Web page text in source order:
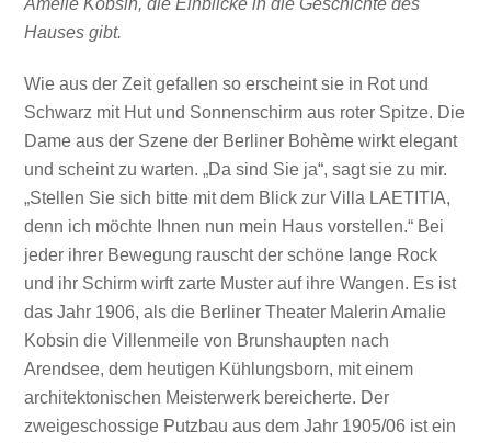
Hauses gibt.
Wie aus der Zeit gefallen so erscheint sie in Rot und
Schwarz mit Hut und Sonnenschirm aus roter Spitze. Die
Dame aus der Szene der Berliner Bohème wirkt elegant
und scheint zu warten. „Da sind Sie ja“, sagt sie zu mir.
„Stellen Sie sich bitte mit dem Blick zur Villa LAETITIA,
denn ich möchte Ihnen nun mein Haus vorstellen.“ Bei
jeder ihrer Bewegung rauscht der schöne lange Rock
und ihr Schirm wirft zarte Muster auf ihre Wangen. Es ist
das Jahr 1906, als die Berliner Theater Malerin Amalie
Kobsin die Villenmeile von Brunshaupten nach
Arendsee, dem heutigen Kühlungsborn, mit einem
architektonischen Meisterwerk bereicherte. Der
zweigeschossige Putzbau aus dem Jahr 1905/06 ist ein